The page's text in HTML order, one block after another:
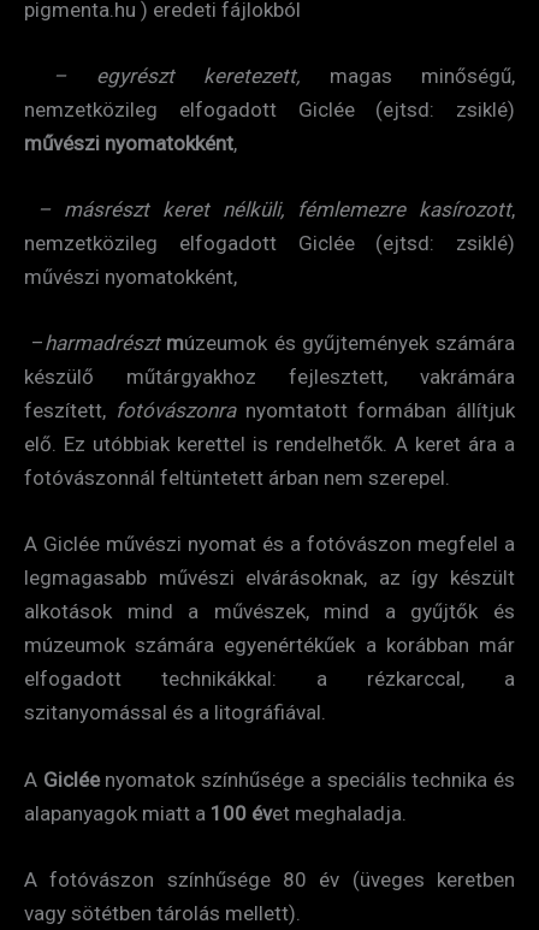
pigmenta.hu ) eredeti fájlokból
– egyrészt keretezett, magas minőségű,
nemzetközileg elfogadott Giclée (ejtsd: zsiklé)
művészi nyomatokként,
– másrészt keret nélküli, fémlemezre kasírozott,
nemzetközileg elfogadott Giclée (ejtsd: zsiklé)
művészi nyomatokként,
–harmadrészt múzeumok és gyűjtemények számára
készülő műtárgyakhoz fejlesztett, vakrámára
feszített, fotóvászonranyomtatott formában állítjuk
elő. Ez utóbbiak kerettel is rendelhetők. A keret ára a
fotóvászonnál feltüntetett árban nem szerepel.
A Giclée művészi nyomat és a fotóvászon megfelel a
legmagasabb művészi elvárásoknak, az így készült
alkotások mind a művészek, mind a gyűjtők és
múzeumok számára egyenértékűek a korábban már
elfogadott technikákkal: a rézkarccal, a
szitanyomással és a litográfiával.
A Gicléenyomatok színhűsége a speciális technika és
alapanyagok miatt a 100 évet meghaladja.
A fotóvászon színhűsége 80 év (üveges keretben
vagy sötétben tárolás mellett).